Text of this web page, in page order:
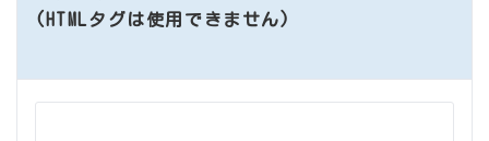
(HTMLタグは使用できません)